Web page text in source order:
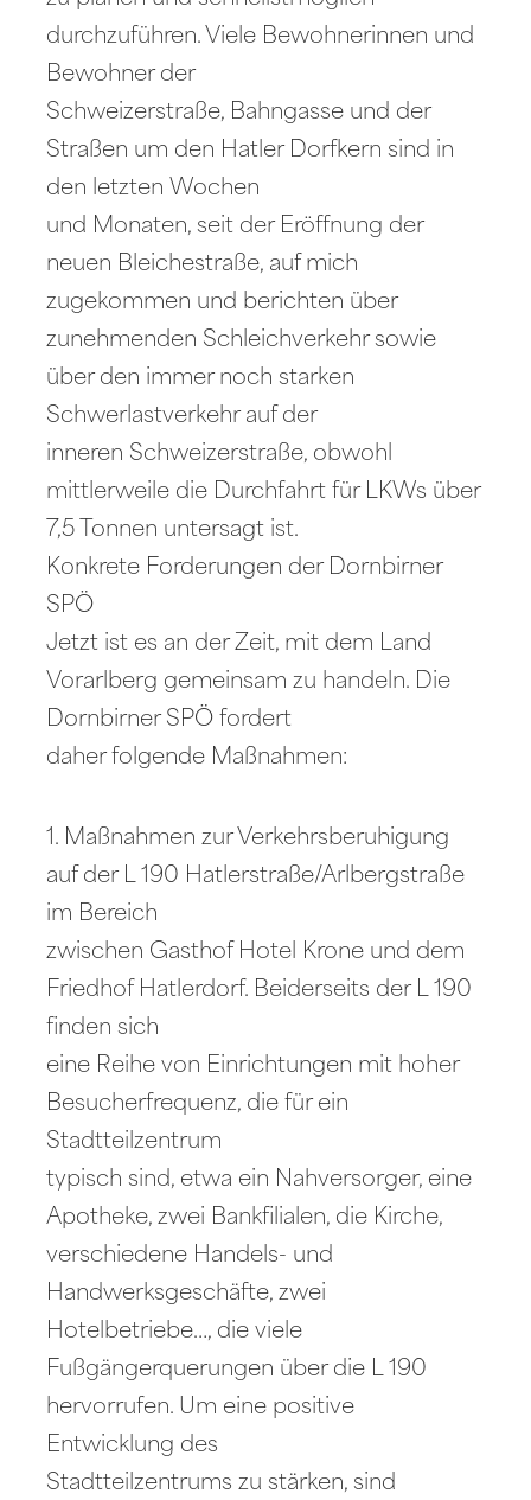
durchzuführen. Viele Bewohnerinnen und
Bewohner der
Schweizerstraße, Bahngasse und der
Straßen um den Hatler Dorfkern sind in
den letzten Wochen
und Monaten, seit der Eröffnung der
neuen Bleichestraße, auf mich
zugekommen und berichten über
zunehmenden Schleichverkehr sowie
über den immer noch starken
Schwerlastverkehr auf der
inneren Schweizerstraße, obwohl
mittlerweile die Durchfahrt für LKWs über
7,5 Tonnen untersagt ist.
Konkrete Forderungen der Dornbirner
SPÖ
Jetzt ist es an der Zeit, mit dem Land
Vorarlberg gemeinsam zu handeln. Die
Dornbirner SPÖ fordert
daher folgende Maßnahmen:
1. Maßnahmen zur Verkehrsberuhigung
auf der L 190 Hatlerstraße/Arlbergstraße
im Bereich
zwischen Gasthof Hotel Krone und dem
Friedhof Hatlerdorf. Beiderseits der L 190
finden sich
eine Reihe von Einrichtungen mit hoher
Besucherfrequenz, die für ein
Stadtteilzentrum
typisch sind, etwa ein Nahversorger, eine
Apotheke, zwei Bankfilialen, die Kirche,
verschiedene Handels- und
Handwerksgeschäfte, zwei
Hotelbetriebe…, die viele
Fußgängerquerungen über die L 190
hervorrufen. Um eine positive
Entwicklung des
Stadtteilzentrums zu stärken, sind